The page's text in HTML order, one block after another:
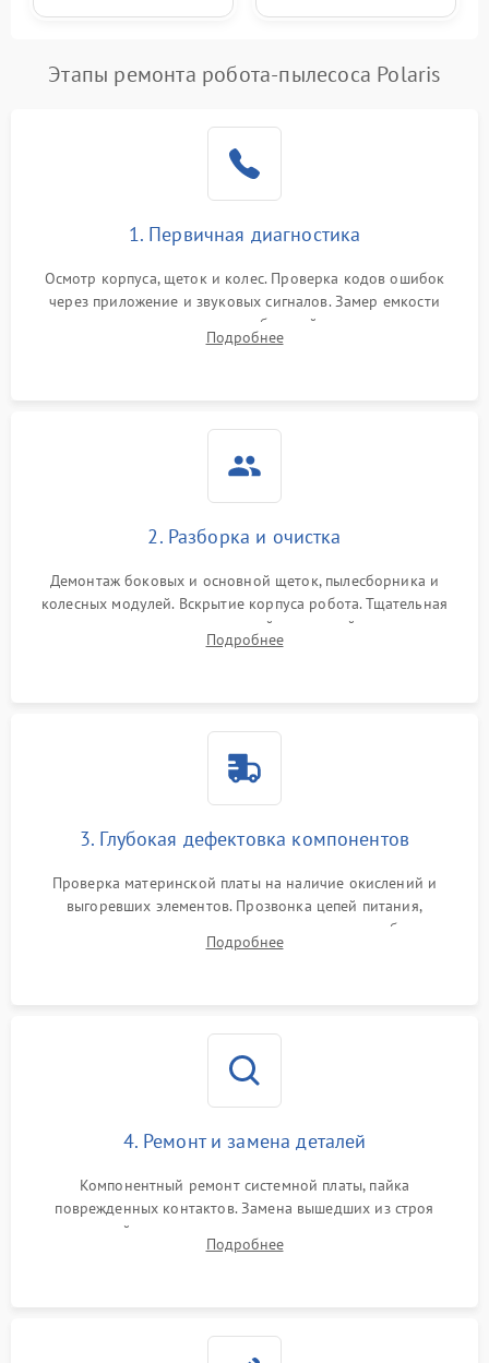
Этапы ремонта робота-пылесоса Polaris
1. Первичная диагностика
Осмотр корпуса, щеток и колес. Проверка кодов ошибок
через приложение и звуковых сигналов. Замер емкости
аккумулятора и тестирование базовой станции зарядки.
Оценка работы лидара, бампера и датчиков падения для
Подробнее
2. Разборка и очистка
Демонтаж боковых и основной щеток, пылесборника и
колесных модулей. Вскрытие корпуса робота. Тщательная
очистка внутренних полостей, шестерней и плат от
скопившейся пыли, волос и шерсти животных с
Подробнее
3. Глубокая дефектовка компонентов
Проверка материнской платы на наличие окислений и
выгоревших элементов. Прозвонка цепей питания,
тестирование приводных моторов колес и турбины
всасывания. Оценка состояния оптических и инфракрасных
Подробнее
4. Ремонт и замена деталей
Компонентный ремонт системной платы, пайка
поврежденных контактов. Замена вышедших из строя
двигателей, изношенного аккумулятора, неисправного
лидара или помпы подачи воды. Восстановление шлейфов и
Подробнее